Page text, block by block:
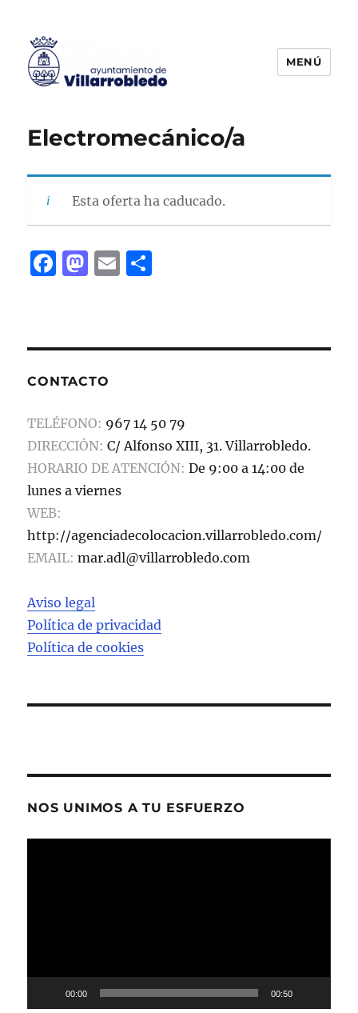
MENÚ
Electromecánico/a
Esta oferta ha caducado.
F
e
o
o
k
M
o
o
n
E
l
p
ir
CONTACTO
TELÉFONO: 967 14 50 79
DIRECCIÓN: C/ Alfonso XIII, 31. Villarrobledo.
HORARIO DE ATENCIÓN: De 9:00 a 14:00 de
lunes a viernes
WEB:
http://agenciadecolocacion.villarrobledo.com/
EMAIL: mar.adl@villarrobledo.com
Aviso legal
Política de privacidad
Política de cookies
NOS UNIMOS A TU ESFUERZO
00:00 00:50